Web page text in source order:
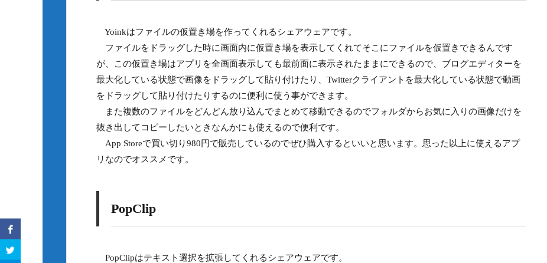
Yoinkはファイルの仮置き場を作ってくれるシェアウェアです。
ファイルをドラッグした時に画面内に仮置き場を表示してくれてそこにファイルを仮置きできるんです
が、この仮置き場はアプリを全画面表示しても最前面に表示されたままにできるので、ブログエディターを
最大化している状態で画像をドラッグして貼り付けたり、Twitterクライアントを最大化している状態で動画
をドラッグして貼り付けたりするのに便利に使う事ができます。
また複数のファイルをどんどん放り込んでまとめて移動できるのでフォルダからお気に入りの画像だけを
抜き出してコピーしたいときなんかにも使えるので便利です。
App Storeで買い切り980円で販売しているのでぜひ購入するといいと思います。思った以上に使えるアプ
リなのでオススメです。
PopClip
PopClipはテキスト選択を拡張してくれるシェアウェアです。